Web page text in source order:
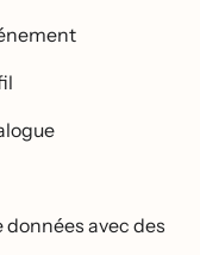
avec des